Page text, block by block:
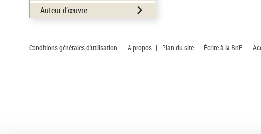
Auteur d’œuvre
Conditions générales d'utilisation | A propos | Plan du site | Écrire à la BnF |